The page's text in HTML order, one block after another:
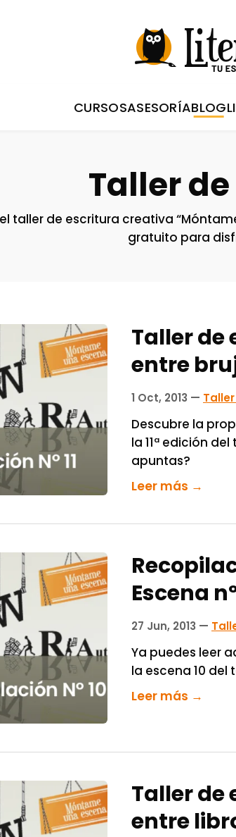
CURSOSASESORÍABLOG
Taller
taller de escritura creativa
gratuito para
Taller de
entre
1 Oct, 2013 —
Descubre la
la 11ª edición
apuntas?
Leer más →
Escena
27 Jun, 2013 —
Ya puedes leer
la escena 10 del
Leer más →
Taller de
entre